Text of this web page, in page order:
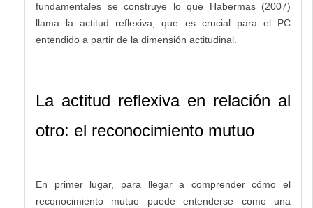
fundamentales se construye lo que Habermas (2007)
llama la actitud reflexiva, que es crucial para el PC
entendido a partir de la dimensión actitudinal.
La actitud reflexiva en relación al
otro: el reconocimiento mutuo
En primer lugar, para llegar a comprender cómo el
reconocimiento mutuo puede entenderse como una